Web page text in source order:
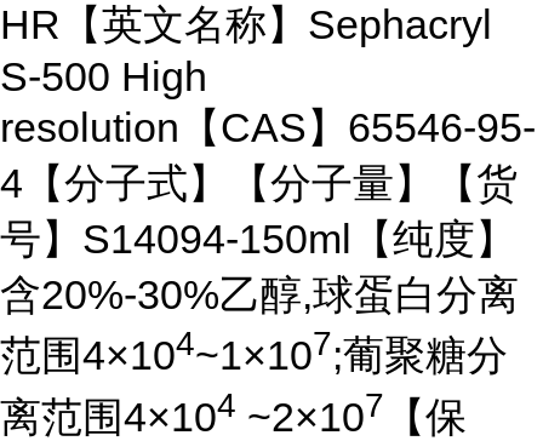
HR【英文名称】Sephacryl
S-500 High
resolution【CAS】65546-95-
4【分子式】【分子量】【货
号】S14094-150ml【纯度】
含20%-30%乙醇,球蛋白分离
范围4×104~1×107;葡聚糖分
离范围4×104 ~2×107
【保